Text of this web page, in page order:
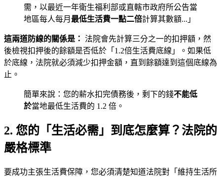
需，以最近一年衛生福利部或直轄市政府所公告當
地區每人每月 最低生活費一點二倍計算其數額...」
這兩道防線的關係是： 法院會先計算三分之一的扣押額，然
後檢視扣押後的餘額是否低於「1.2倍生活費底線」。如果低
於底線，法院就必須減少扣押金額，直到餘額達到這個底線為
止。
簡單來說：您的薪水扣完債務後，剩下的錢不能低
於當地最低生活費的 1.2 倍。
2. 您的「生活必需」到底怎麼算？法院的
嚴格標準
要成功主張生活費保障，您必須清楚知道法院對「維持生活所